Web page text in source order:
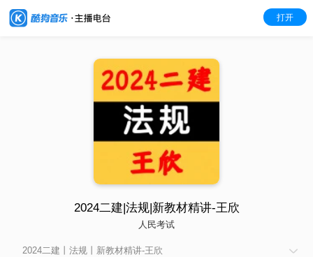
打开
2024二建|法规|新教材精讲-王欣
人民考试
2024二建丨法规丨新教材精讲-王欣